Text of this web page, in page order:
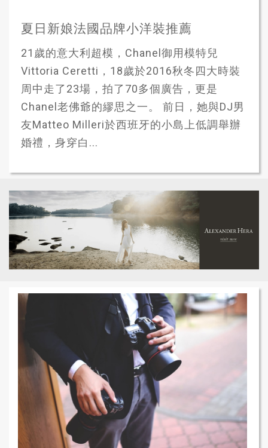
夏日新娘法國品牌小洋裝推薦
21歲的意大利超模，Chanel御用模特兒
Vittoria Ceretti，18歲於2016秋冬四大時裝
周中走了23場，拍了70多個廣告，更是
Chanel老佛爺的繆思之一。 前日，她與DJ男
友Matteo Milleri於西班牙的小島上低調舉辦
婚禮，身穿白...